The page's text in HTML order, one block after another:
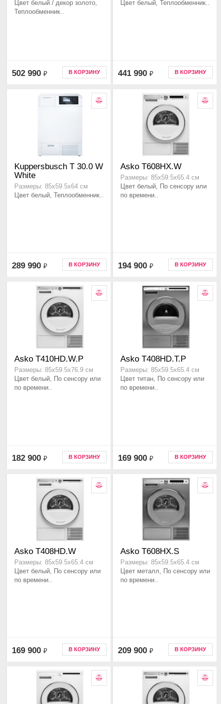
Цвет белый / декор золото,
Теплообменник..
502 990 ₽ В КОРЗИНУ
Цвет белый, Теплообменник..
441 990 ₽ В КОРЗИНУ
Kuppersbusch T 30.0 W
White
Размеры: 85х59.5х64 см
Цвет белый, Теплообменник..
289 990 ₽ В КОРЗИНУ
Asko T608HX.W
Размеры: 85х59.5х65.4 см
Цвет белый, По сенсору или
по времени..
194 900 ₽ В КОРЗИНУ
Asko T410HD.W.P
Размеры: 85х59.5х76.9 см
Цвет белый, По сенсору или
по времени..
182 900 ₽ В КОРЗИНУ
Asko T408HD.T.P
Размеры: 85х59.5х65.4 см
Цвет титан, По сенсору или
по времени..
169 900 ₽ В КОРЗИНУ
Asko T408HD.W
Размеры: 85х59.5х65.4 см
Цвет белый, По сенсору или
по времени..
169 900 ₽ В КОРЗИНУ
Asko T608HX.S
Размеры: 85х59.5х65.4 см
Цвет металл, По сенсору или
по времени..
209 900 ₽ В КОРЗИНУ